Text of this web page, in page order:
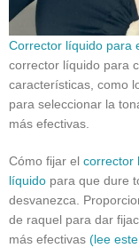
Corrector líquido para
corrector líquido para
características, como
para seleccionar la
más efectivas.
Cómo fijar el corrector
líquido para que dure
desvanezca.
de raquel para dar
más efectivas (lee